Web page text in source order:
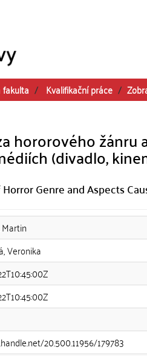
fakulta Kvalifikační práce
hororového
(divadlo,
Genre and Aspects
Veronika
20.500.11956/179783